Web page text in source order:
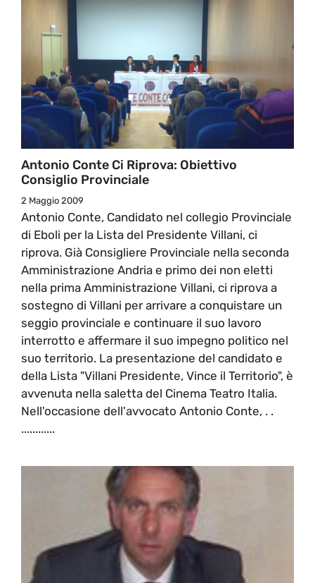
Antonio Conte Ci Riprova: Obiettivo
Consiglio Provinciale
2 Maggio 2009
Antonio Conte, Candidato nel collegio Provinciale
di Eboli per la Lista del Presidente Villani, ci
riprova. Già Consigliere Provinciale nella seconda
Amministrazione Andria e primo dei non eletti
nella prima Amministrazione Villani, ci riprova a
sostegno di Villani per arrivare a conquistare un
seggio provinciale e continuare il suo lavoro
interrotto e affermare il suo impegno politico nel
suo territorio. La presentazione del candidato e
della Lista "Villani Presidente, Vince il Territorio", è
avvenuta nella saletta del Cinema Teatro Italia.
Nell'occasione dell'avvocato Antonio Conte, . .
............